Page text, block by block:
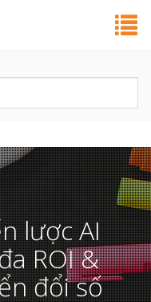
lược AI
ROI &
đổi số